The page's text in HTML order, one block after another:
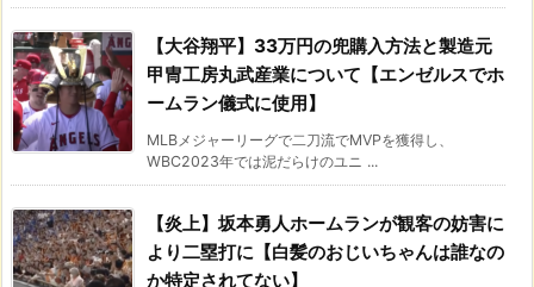
【大谷翔平】33万円の兜購入方法と製造元
甲冑工房丸武産業について【エンゼルスでホ
ームラン儀式に使用】
MLBメジャーリーグで二刀流でMVPを獲得し、
WBC2023年では泥だらけのユニ ...
【炎上】坂本勇人ホームランが観客の妨害に
より二塁打に【白髪のおじいちゃんは誰なの
か特定されてない】